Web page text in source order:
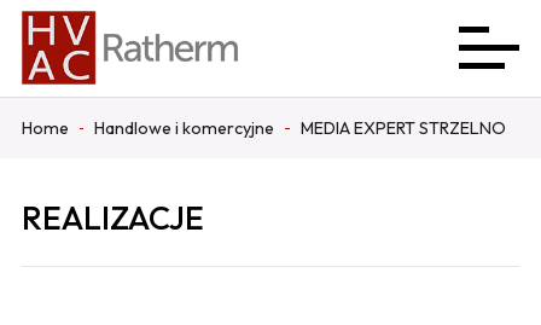
Home Handlowe i komercyjne MEDIA EXPERT STRZELNO
REALIZACJE